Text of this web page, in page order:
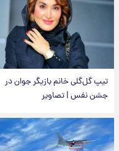
تیپ گل‌گلی خانم بازیگر جوان در
جشن نفس | تصاویر